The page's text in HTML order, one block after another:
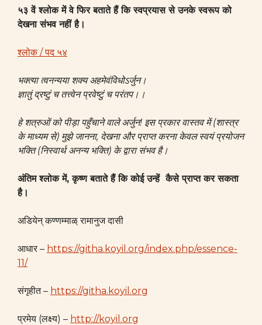
५३ वें श्लोक में वे फिर बताते हैं कि स्वप्रयास से उनके स्वरूप को
देखना संभव नहीं है।
श्लोक / पद ५४
भक्त्या त्वनन्यया शक्य अहमेवंविधोऽर्जुन।
ज्ञातुं द्रष्टुं च तत्त्वेन प्रवेष्टुं च परंतप।।
हे शत्रुओं को पीड़ा पहुँचाने वाले अर्जुन! इस प्रकार वास्तव में (शास्त्र
के माध्यम से) मुझे जानना, देखना और प्राप्त करना केवल स्वयं प्रयोजन
भक्ति (निस्वार्थ अनन्य भक्ति) के द्वारा संभव है।
अंतिम श्लोक में, कृष्ण बताते हैं कि कोई उन्हें कैसे प्राप्त कर सकता
है।
अडियेन् कण्णम्माळ् रामानुज दासी
आधार – https://githa.koyil.org/index.php/essence-
11/
संगृहीत – https://githa.koyil.org
प्रमेय (लक्ष्य) – http://koyil.org